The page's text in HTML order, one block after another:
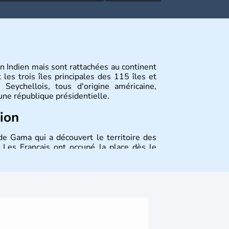
Indien mais sont rattachées au continent
les trois îles principales des 115 îles et
tous d'origine américaine,
république présidentielle.
Gama qui a découvert le territoire des
Français ont occupé la place dès le